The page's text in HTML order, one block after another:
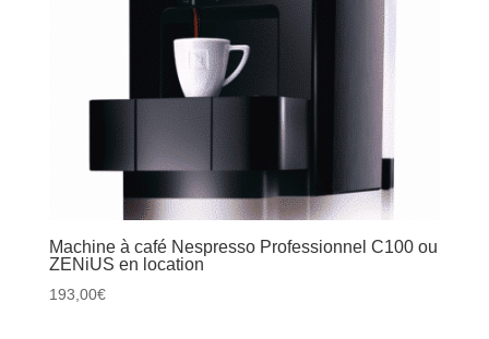
Machine à café Nespresso Professionnel C100 ou
ZENiUS en location
193,00€